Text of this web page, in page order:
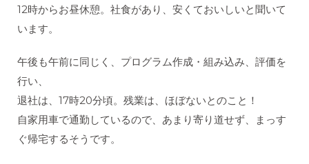
12時からお昼休憩。社食があり、安くておいしいと聞いて
います。
午後も午前に同じく、プログラム作成・組み込み、評価を
行い、
退社は、17時20分頃。残業は、ほぼないとのこと！
自家用車で通勤しているので、あまり寄り道せず、まっす
ぐ帰宅するそうです。